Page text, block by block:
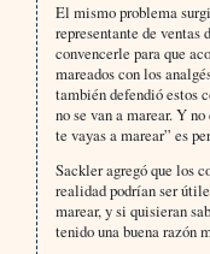
El mismo problema
representante de ventas
convencerle para que
mareados con los
también defendió estos
no se van a marear. Y
te vayas a marear” es
Sackler agregó que los
realidad podrían ser
marear, y si quisieran
tenido una buena razón